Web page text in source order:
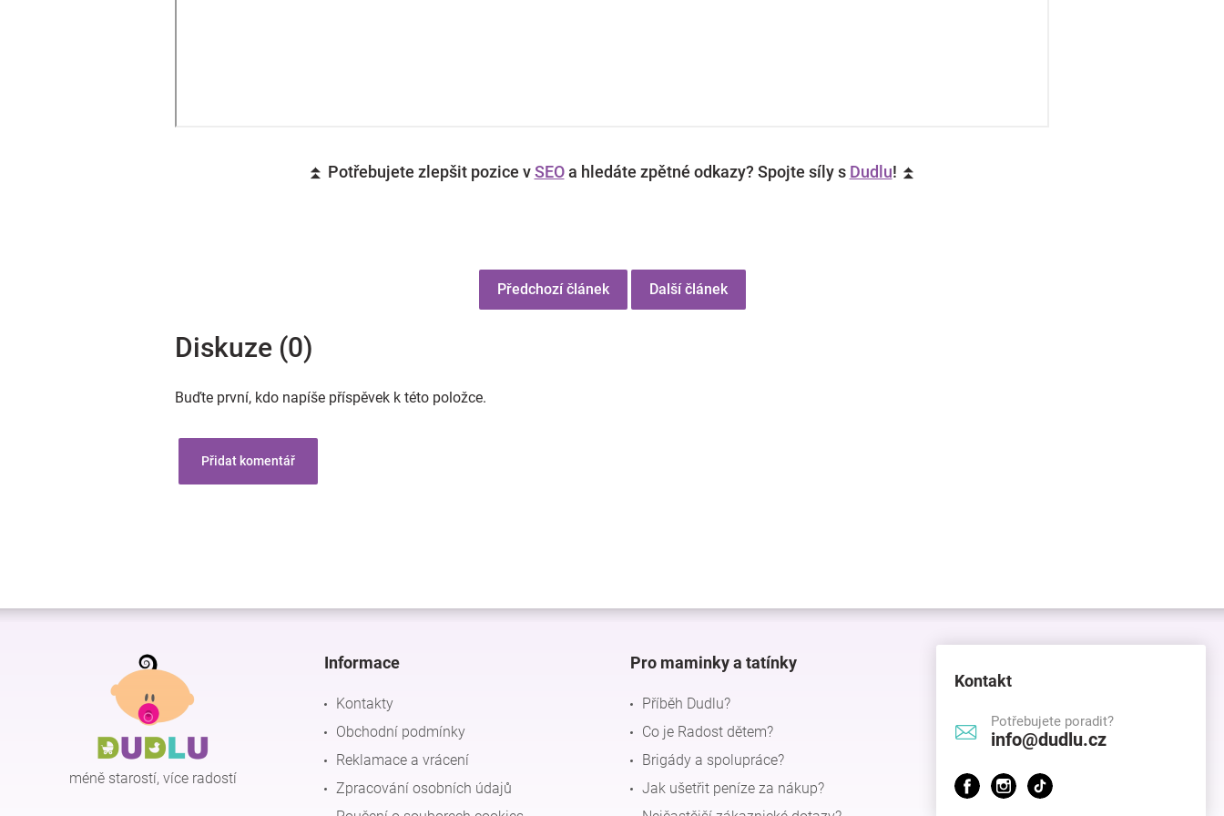
⏫ Potřebujete zlepšit pozice vSEOa hledáte zpětné odkazy? Spojte síly s Dudlu! ⏫
Předchozí článek Další článek
Diskuze (0)
Buďte první, kdo napíše příspěvek k této položce.
Přidat komentář
Z
méně starostí, více radostí
Informace
Kontakty
Obchodní podmínky
Reklamace a vrácení
Zpracování osobních údajů
Pro maminky a tatínky
Příběh Dudlu?
Co je Radost dětem?
Brigády a spolupráce?
Jak ušetřit peníze za nákup?
Kontakt
Potřebujete poradit?
info@dudlu.cz